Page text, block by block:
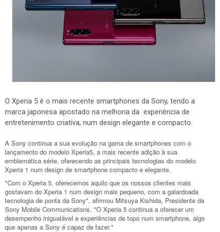
O Xperia 5 é o mais recente smartphones da Sony, tendo a
marca japonesa apostado na melhoria da experiência de
entretenimento criativa, num design elegante e compacto.
A Sony continua a sua evolução na gama de smartphones com o
lançamento do modelo Xperia5, a mais recente adição à sua
emblemática série, oferecendo as principais tecnologias do modelo
Xperia 1 num design de smartphone compacto e elegante.
"Com o Xperia 5, oferecemos aquilo que os nossos clientes mais
gostavam do Xperia 1 num design mais pequeno, com a galardoada
tecnologia de ponta da Sony", afirmou Mitsuya Kishida, Presidente da
Sony Mobile Communications. "O Xperia 5 continua a oferecer um
desempenho inigualável e experiências de topo num smartphone, algo
que apenas a Sony é capaz de fazer."